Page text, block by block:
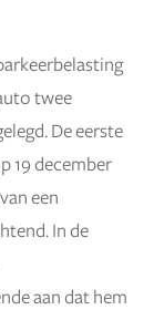
twee
De eerste
19 december
een
In de
aan dat hem